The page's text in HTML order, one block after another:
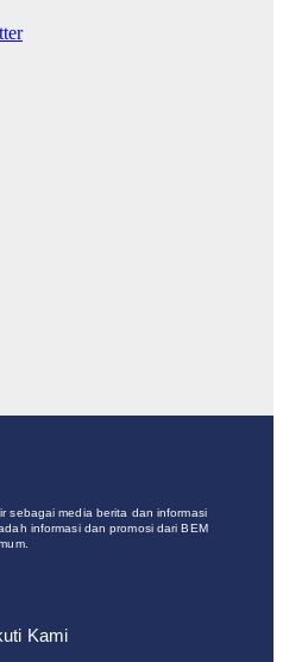
sebagai media berita dan informasi
informasi dan promosi dari BEM
Kami